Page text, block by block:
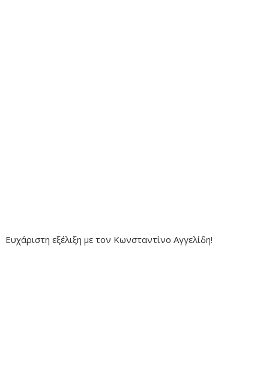
Ευχάριστη εξέλιξη με τον Κωνσταντίνο Αγγελίδη!